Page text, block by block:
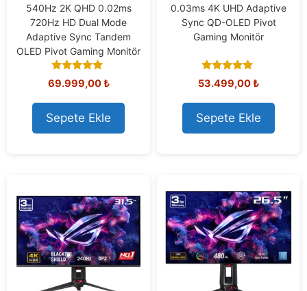
540Hz 2K QHD 0.02ms
720Hz HD Dual Mode
Adaptive Sync Tandem
OLED Pivot Gaming Monitör
5.00
out of 5
69.999,00₺
Sepete Ekle
0.03ms 4K UHD Adaptive
Sync QD-OLED Pivot
Gaming Monitör
4.91
out of 5
53.499,00₺
Sepete Ekle